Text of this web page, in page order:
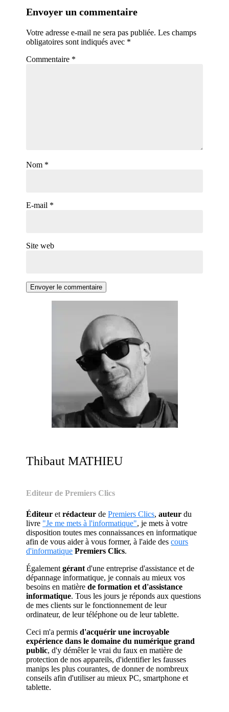
Envoyer un commentaire
Votre adresse e-mail ne sera pas publiée. Les champs
obligatoires sont indiqués avec *
Commentaire *
Nom *
E-mail *
Site web
Envoyer le commentaire
Thibaut MATHIEU
Editeur de Premiers Clics
Éditeur etrédacteur dePremiers Clics,auteur du
livre "Je me mets à l'informatique", je mets à votre
disposition toutes mes connaissances en informatique
afin de vous aider à vous former, à l'aide descours
d'informatique Premiers Clics.
Égalementgérant d'une entreprise d'assistance et de
dépannage informatique, je connais au mieux vos
besoins en matièrede formation et d'assistance
informatique. Tous les jours je réponds aux questions
de mes clients sur le fonctionnement de leur
ordinateur, de leur téléphone ou de leur tablette.
Ceci m'a permisd'acquérir une incroyable
expérience dans le domaine du numérique grand
public, d'y démêler le vrai du faux en matière de
protection de nos appareils, d'identifier les fausses
manips les plus courantes, de donner de nombreux
conseils afin d'utiliser au mieux PC, smartphone et
tablette.